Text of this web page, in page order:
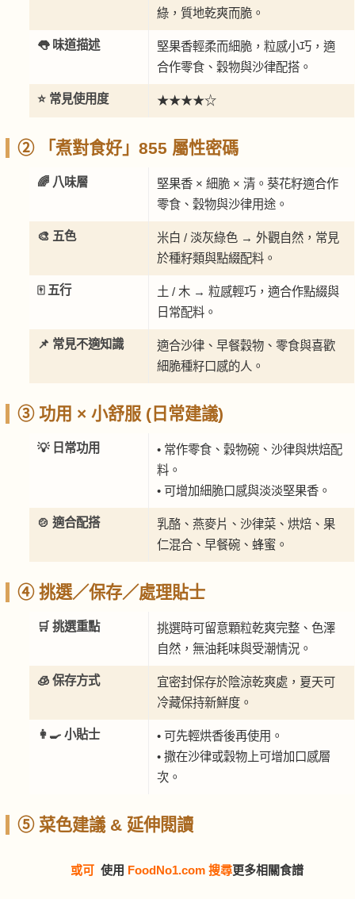
綠，質地乾爽而脆。
👅 味道描述
堅果香輕柔而細脆，粒感小巧，適
合作零食、穀物與沙律配搭。
⭐ 常見使用度 ★★★★☆
② 「煮對食好」855 屬性密碼
🌈 八味層
堅果香 × 細脆 × 清。葵花籽適合作
零食、穀物與沙律用途。
🎨 五色
米白 / 淡灰綠色 → 外觀自然，常見
於種籽類與點綴配料。
🀄 五行
土 / 木 → 粒感輕巧，適合作點綴與
日常配料。
📌 常見不適知識
適合沙律、早餐穀物、零食與喜歡
細脆種籽口感的人。
③ 功用 × 小舒服 (日常建議)
💡 日常功用
• 常作零食、穀物碗、沙律與烘焙配
料。
• 可增加細脆口感與淡淡堅果香。
🍲 適合配搭
乳酪、燕麥片、沙律菜、烘焙、果
仁混合、早餐碗、蜂蜜。
④ 挑選／保存／處理貼士
🛒 挑選重點
挑選時可留意顆粒乾爽完整、色澤
自然，無油耗味與受潮情況。
🧊 保存方式
宜密封保存於陰涼乾爽處，夏天可
冷藏保持新鮮度。
👩‍🍳 小貼士
• 可先輕烘香後再使用。
• 撒在沙律或穀物上可增加口感層
次。
⑤ 菜色建議 & 延伸閱讀
或可 使用 FoodNo1.com 搜尋更多相關食譜